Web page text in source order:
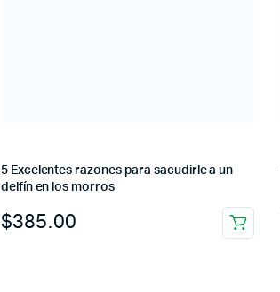
5 Excelentes razones para sacudirle a un
delfín en los morros
$385.00